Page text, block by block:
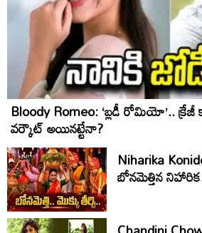
Bloody Romeo: ‘బ్లడీ రోమియో’..
వర్కౌట్ అయినట్టేనా?
Niharika
బోనమెత్తిన